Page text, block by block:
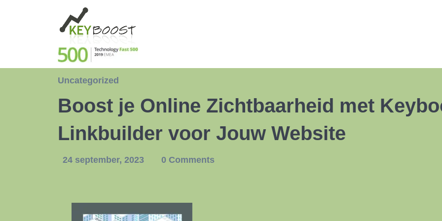
Uncategorized
Boost je Online Zichtbaarheid met
Linkbuilder voor Jouw Website
24 september, 2023 0 Comments